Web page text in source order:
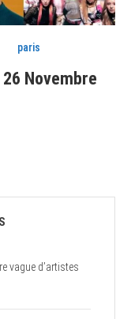
paris
Novembre
vague d’artistes